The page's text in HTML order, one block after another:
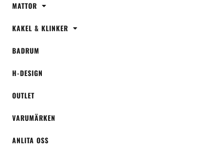
MATTOR
KAKEL & KLINKER
BADRUM
H-DESIGN
OUTLET
VARUMÄRKEN
ANLITA OSS